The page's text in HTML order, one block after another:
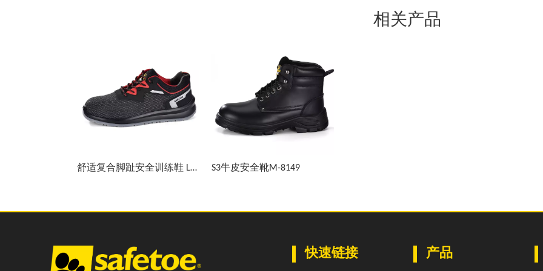
相关产品
舒适复合脚趾安全训练鞋 L-7512 S3牛皮安全靴M-8149
快速链接 产品